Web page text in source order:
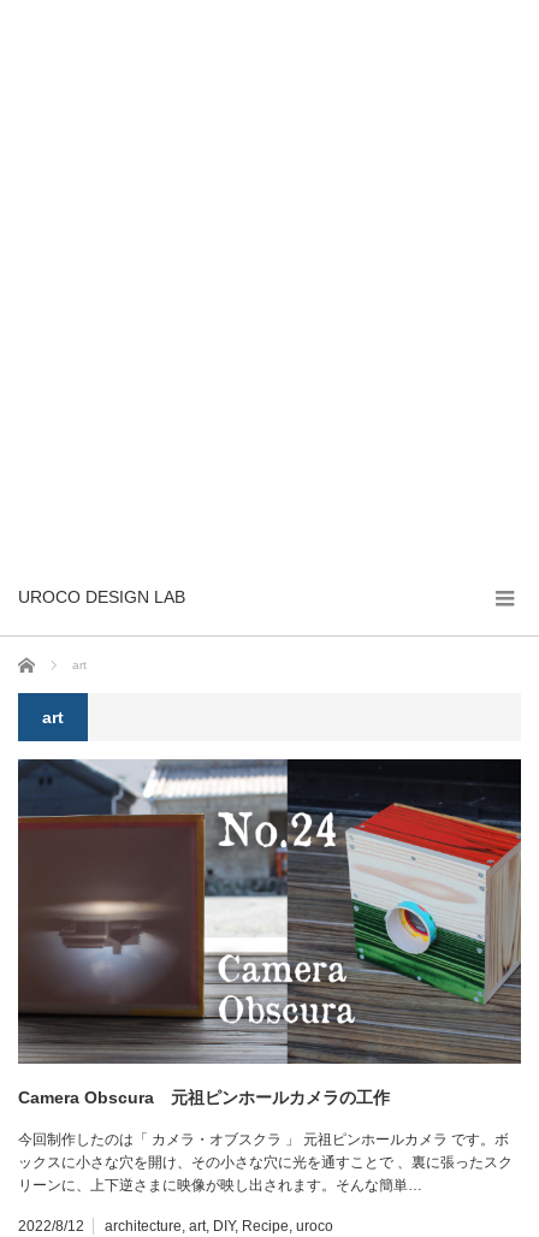
UROCO DESIGN LAB
ホーム art
art
Camera Obscura 元祖ピンホールカメラの工作
今回制作したのは「 カメラ・オブスクラ 」 元祖ピンホールカメラ です。ボ
ックスに小さな穴を開け、その小さな穴に光を通すことで 、裏に張ったスク
リーンに、上下逆さまに映像が映し出されます。そんな簡単…
2022/8/12 architecture, art, DIY, Recipe, uroco